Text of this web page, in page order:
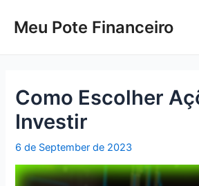
Meu Pote Financeiro
Como Escolher
Investir
6 de September de 2023